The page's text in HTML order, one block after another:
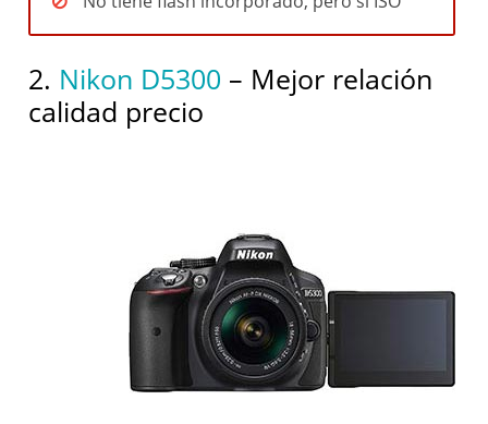
2. Nikon D5300 – Mejor relación
calidad precio